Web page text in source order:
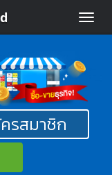
Toggle
รสมาชิก